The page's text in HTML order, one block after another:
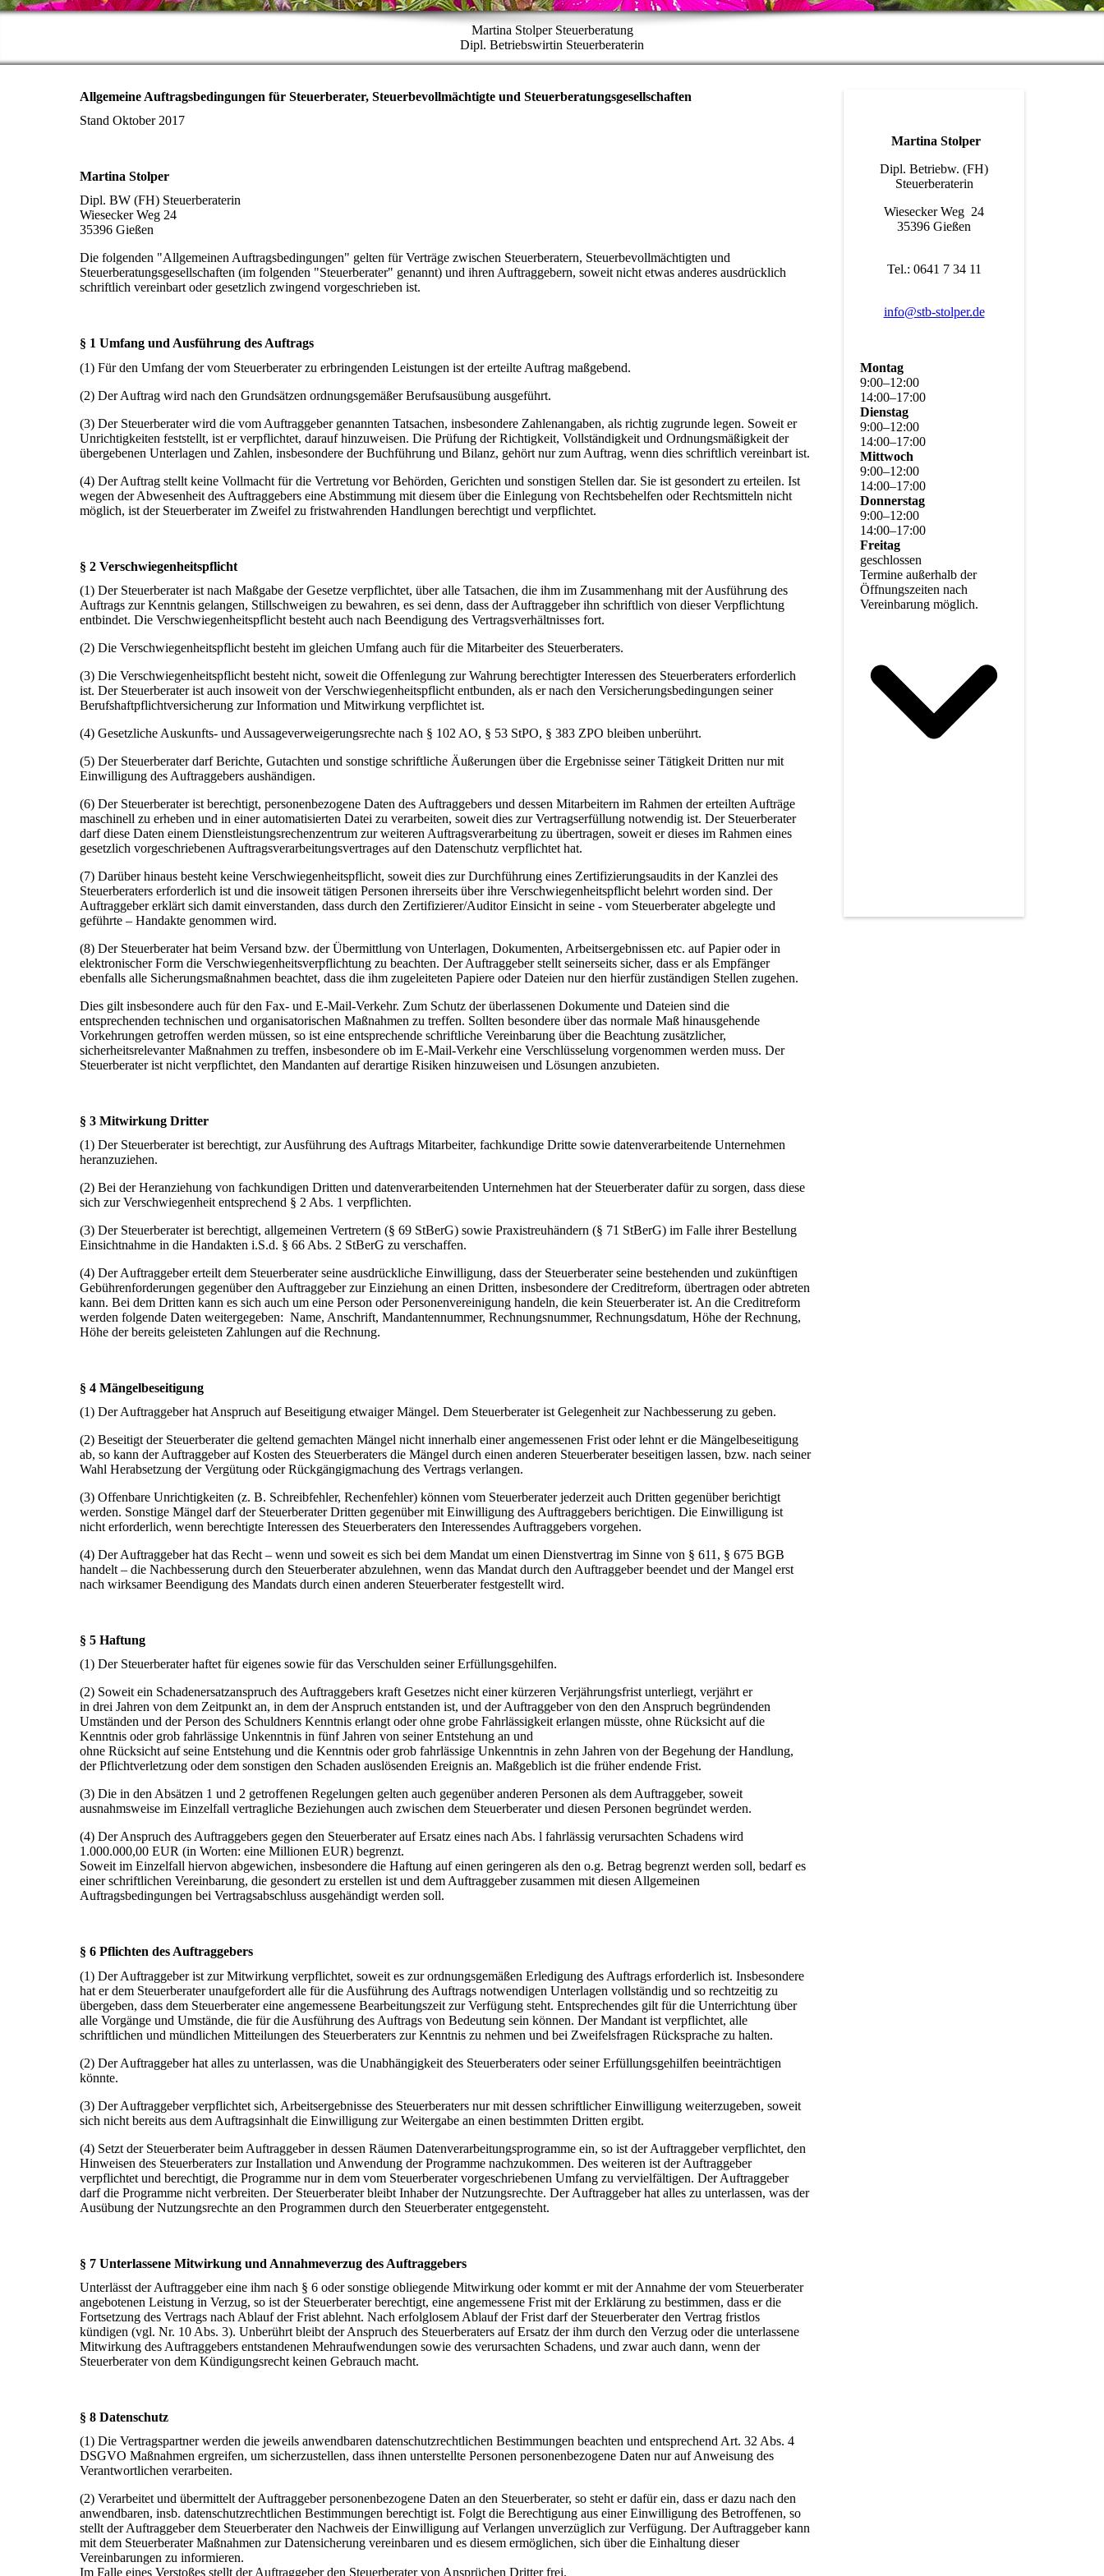
Martina Stolper Steuerberatung
Dipl. Betriebswirtin Steuerberaterin
Allgemeine Auftragsbedingungen für Steuerberater, Steuerbevollmächtigte und Steuerberatungsgesellschaften
Stand Oktober 2017
Martina Stolper
Dipl. BW (FH) Steuerberaterin
Wiesecker Weg 24
35396 Gießen
Die folgenden "Allgemeinen Auftragsbedingungen" gelten für Verträge zwischen Steuerberatern, Steu­er­be­voll­mäch­tig­ten und
Steuerberatungsgesellschaften (im folgenden "Steuerberater" genannt) und ihren Auftraggebern, soweit nicht etwas anderes ausdrücklich
schriftlich vereinbart oder gesetzlich zwingend vorgeschrieben ist.
§ 1 Umfang und Ausführung des Auftrags
(1) Für den Umfang der vom Steuerberater zu erbringenden Leistungen ist der erteilte Auftrag maßgebend.
(2) Der Auftrag wird nach den Grundsätzen ordnungsgemäßer Berufsausübung ausgeführt.
(3) Der Steuerberater wird die vom Auftraggeber genannten Tatsachen, insbesondere Zahlenangaben, als richtig zugrunde legen. Soweit er
Unrichtigkeiten feststellt, ist er verpflichtet, darauf hinzuweisen. Die Prüfung der Richtigkeit, Vollständigkeit und Ordnungsmäßigkeit der
übergebenen Unterlagen und Zahlen, insbesondere der Buchführung und Bilanz, gehört nur zum Auftrag, wenn dies schriftlich vereinbart ist.
(4) Der Auftrag stellt keine Vollmacht für die Vertretung vor Behörden, Gerichten und sonstigen Stellen dar. Sie ist gesondert zu erteilen. Ist
wegen der Abwesenheit des Auftraggebers eine Abstimmung mit diesem über die Einlegung von Rechtsbehelfen oder Rechtsmitteln nicht
möglich, ist der Steuerberater im Zweifel zu fristwahrenden Handlungen berechtigt und verpflichtet.
§ 2 Verschwiegenheitspflicht
(1) Der Steuerberater ist nach Maßgabe der Gesetze verpflichtet, über alle Tatsachen, die ihm im Zusammenhang mit der Ausführung des
Auftrags zur Kenntnis gelangen, Stillschweigen zu bewahren, es sei denn, dass der Auftraggeber ihn schriftlich von dieser Verpflichtung
entbindet. Die Verschwiegenheitspflicht besteht auch nach Beendigung des Vertragsverhältnisses fort.
(2) Die Verschwiegenheitspflicht besteht im gleichen Umfang auch für die Mitarbeiter des Steuerberaters.
(3) Die Verschwiegenheitspflicht besteht nicht, soweit die Offenlegung zur Wahrung berechtigter Interessen des Steuerberaters erforderlich
ist. Der Steuerberater ist auch insoweit von der Verschwiegenheitspflicht entbunden, als er nach den Versicherungsbedingungen seiner
Berufshaftpflichtversicherung zur Information und Mitwirkung verpflichtet ist.
(4) Gesetzliche Auskunfts- und Aussageverweigerungsrechte nach § 102 AO, § 53 StPO, § 383 ZPO bleiben unberührt.
(5) Der Steuerberater darf Berichte, Gutachten und sonstige schriftliche Äußerungen über die Ergebnisse seiner Tätigkeit Dritten nur mit
Einwilligung des Auftraggebers aushändigen.
(6) Der Steuerberater ist berechtigt, personenbezogene Daten des Auftraggebers und dessen Mitarbeitern im Rahmen der erteilten Aufträge
maschinell zu erheben und in einer automatisierten Datei zu verarbeiten, soweit dies zur Vertragserfüllung notwendig ist. Der Steuerberater
darf diese Daten einem Dienstleistungsrechenzentrum zur weiteren Auftragsverarbeitung zu übertragen, soweit er dieses im Rahmen eines
gesetzlich vorgeschriebenen Auftragsverarbeitungsvertrages auf den Datenschutz verpflichtet hat.
(7) Darüber hinaus besteht keine Verschwiegenheitspflicht, soweit dies zur Durchführung eines Zertifizierungsaudits in der Kanzlei des
Steuerberaters erforderlich ist und die insoweit tätigen Personen ihrerseits über ihre Verschwiegenheitspflicht belehrt worden sind. Der
Auftraggeber erklärt sich damit einverstanden, dass durch den Zertifizierer/Auditor Einsicht in seine - vom Steuerberater abgelegte und
geführte – Handakte genommen wird.
(8) Der Steuerberater hat beim Versand bzw. der Übermittlung von Unterlagen, Dokumenten, Arbeitsergebnissen etc. auf Papier oder in
elektronischer Form die Verschwiegenheitsverpflichtung zu beachten. Der Auftraggeber stellt seinerseits sicher, dass er als Empfänger
ebenfalls alle Sicherungsmaßnahmen beachtet, dass die ihm zugeleiteten Papiere oder Dateien nur den hierfür zuständigen Stellen zugehen.
Dies gilt insbesondere auch für den Fax- und E-Mail-Verkehr. Zum Schutz der überlassenen Dokumente und Dateien sind die
entsprechenden technischen und organisatorischen Maßnahmen zu treffen. Sollten besondere über das normale Maß hinausgehende
Vorkehrungen getroffen werden müssen, so ist eine entsprechende schriftliche Vereinbarung über die Beachtung zusätzlicher,
sicherheitsrelevanter Maßnahmen zu treffen, insbesondere ob im E-Mail-Verkehr eine Verschlüsselung vorgenommen werden muss. Der
Steuerberater ist nicht verpflichtet, den Mandanten auf derartige Risiken hinzuweisen und Lösungen anzubieten.
§ 3 Mitwirkung Dritter
(1) Der Steuerberater ist berechtigt, zur Ausführung des Auftrags Mitarbeiter, fachkundige Dritte sowie datenverarbeitende Unternehmen
heranzuziehen.
(2) Bei der Heranziehung von fachkundigen Dritten und datenverarbeitenden Unternehmen hat der Steuerberater dafür zu sorgen, dass diese
sich zur Verschwiegenheit entsprechend § 2 Abs. 1 verpflichten.
(3) Der Steuerberater ist berechtigt, allgemeinen Vertretern (§ 69 StBerG) sowie Praxistreuhändern (§ 71 StBerG) im Falle ihrer Bestellung
Einsichtnahme in die Handakten i.S.d. § 66 Abs. 2 StBerG zu verschaffen.
(4) Der Auftraggeber erteilt dem Steuerberater seine ausdrückliche Einwilligung, dass der Steuerberater seine bestehenden und zukünftigen
Gebührenforderungen gegenüber den Auftraggeber zur Einziehung an einen Dritten, insbesondere der Creditreform, übertragen oder abtreten
kann. Bei dem Dritten kann es sich auch um eine Person oder Personenvereinigung handeln, die kein Steuerberater ist. An die Creditreform
werden folgende Daten weitergegeben: Name, Anschrift, Mandantennummer, Rechnungsnummer, Rechnungsdatum, Höhe der Rechnung,
Höhe der bereits geleisteten Zahlungen auf die Rechnung.
§ 4 Mängelbeseitigung
(1) Der Auftraggeber hat Anspruch auf Beseitigung etwaiger Mängel. Dem Steuerberater ist Gelegenheit zur Nachbesserung zu geben.
(2) Beseitigt der Steuerberater die geltend gemachten Mängel nicht innerhalb einer angemessenen Frist oder lehnt er die Mängelbeseitigung
ab, so kann der Auftraggeber auf Kosten des Steuerberaters die Mängel durch einen anderen Steuerberater beseitigen lassen, bzw. nach seiner
Wahl Herabsetzung der Vergütung oder Rückgängigmachung des Vertrags verlangen.
(3) Offenbare Unrichtigkeiten (z. B. Schreibfehler, Rechenfehler) können vom Steuerberater jederzeit auch Dritten gegenüber berichtigt
werden. Sonstige Mängel darf der Steuerberater Dritten gegenüber mit Einwilligung des Auftraggebers berichtigen. Die Einwilligung ist
nicht erforderlich, wenn berechtigte Interessen des Steuerberaters den Interessendes Auftraggebers vorgehen.
(4) Der Auftraggeber hat das Recht – wenn und soweit es sich bei dem Mandat um einen Dienstvertrag im Sinne von § 611, § 675 BGB
handelt – die Nachbesserung durch den Steuerberater abzulehnen, wenn das Mandat durch den Auftraggeber beendet und der Mangel erst
nach wirksamer Beendigung des Mandats durch einen anderen Steuerberater festgestellt wird.
§ 5 Haftung
(1) Der Steuerberater haftet für eigenes sowie für das Verschulden seiner Erfüllungsgehilfen.
(2) Soweit ein Schadenersatzanspruch des Auftraggebers kraft Gesetzes nicht einer kürzeren Verjährungsfrist unterliegt, verjährt er
in drei Jahren von dem Zeitpunkt an, in dem der Anspruch entstanden ist, und der Auftraggeber von den den Anspruch begründenden
Umständen und der Person des Schuldners Kenntnis erlangt oder ohne grobe Fahrlässigkeit erlangen müsste, ohne Rücksicht auf die
Kenntnis oder grob fahrlässige Unkenntnis in fünf Jahren von seiner Entstehung an und
ohne Rücksicht auf seine Entstehung und die Kenntnis oder grob fahrlässige Unkenntnis in zehn Jahren von der Begehung der Handlung,
der Pflichtverletzung oder dem sonstigen den Schaden auslösenden Ereignis an. Maßgeblich ist die früher endende Frist.
(3) Die in den Absätzen 1 und 2 getroffenen Regelungen gelten auch gegenüber anderen Personen als dem Auftraggeber, soweit
ausnahmsweise im Einzelfall vertragliche Beziehungen auch zwischen dem Steuerberater und diesen Personen begründet werden.
(4) Der Anspruch des Auftraggebers gegen den Steuerberater auf Ersatz eines nach Abs. l fahrlässig verursachten Schadens wird
1.000.000,00 EUR (in Worten: eine Millionen EUR) begrenzt.
Soweit im Einzelfall hiervon abgewichen, insbesondere die Haftung auf einen geringeren als den o.g. Betrag begrenzt werden soll, bedarf es
einer schriftlichen Vereinbarung, die gesondert zu erstellen ist und dem Auftraggeber zusammen mit diesen Allgemeinen
Auftragsbedingungen bei Vertragsabschluss ausgehändigt werden soll.
§ 6 Pflichten des Auftraggebers
(1) Der Auftraggeber ist zur Mitwirkung verpflichtet, soweit es zur ordnungsgemäßen Erledigung des Auftrags erforderlich ist. Insbesondere
hat er dem Steuerberater unaufgefordert alle für die Ausführung des Auftrags notwendigen Unterlagen vollständig und so rechtzeitig zu
übergeben, dass dem Steuerberater eine angemessene Bearbeitungszeit zur Verfügung steht. Entsprechendes gilt für die Unterrichtung über
alle Vorgänge und Umstände, die für die Ausführung des Auftrags von Bedeutung sein können. Der Mandant ist verpflichtet, alle
schriftlichen und mündlichen Mitteilungen des Steuerberaters zur Kenntnis zu nehmen und bei Zweifelsfragen Rücksprache zu halten.
(2) Der Auftraggeber hat alles zu unterlassen, was die Unabhängigkeit des Steuerberaters oder seiner Erfüllungsgehilfen beeinträchtigen
könnte.
(3) Der Auftraggeber verpflichtet sich, Arbeitsergebnisse des Steuerberaters nur mit dessen schriftlicher Einwilligung weiterzugeben, soweit
sich nicht bereits aus dem Auftragsinhalt die Einwilligung zur Weitergabe an einen bestimmten Dritten ergibt.
(4) Setzt der Steuerberater beim Auftraggeber in dessen Räumen Datenverarbeitungsprogramme ein, so ist der Auftraggeber verpflichtet, den
Hinweisen des Steuerberaters zur Installation und Anwendung der Programme nachzukommen. Des weiteren ist der Auftraggeber
verpflichtet und berechtigt, die Programme nur in dem vom Steuerberater vorgeschriebenen Umfang zu vervielfältigen. Der Auftraggeber
darf die Programme nicht verbreiten. Der Steuerberater bleibt Inhaber der Nutzungsrechte. Der Auftraggeber hat alles zu unterlassen, was der
Ausübung der Nutzungsrechte an den Programmen durch den Steuerberater entgegensteht.
§ 7 Unterlassene Mitwirkung und Annahmeverzug des Auftraggebers
Unterlässt der Auftraggeber eine ihm nach § 6 oder sonstige obliegende Mitwirkung oder kommt er mit der Annahme der vom Steuerberater
angebotenen Leistung in Verzug, so ist der Steuerberater berechtigt, eine angemessene Frist mit der Erklärung zu bestimmen, dass er die
Fortsetzung des Vertrags nach Ablauf der Frist ablehnt. Nach erfolglosem Ablauf der Frist darf der Steuerberater den Vertrag fristlos
kündigen (vgl. Nr. 10 Abs. 3). Unberührt bleibt der Anspruch des Steuerberaters auf Ersatz der ihm durch den Verzug oder die unterlassene
Mitwirkung des Auftraggebers entstandenen Mehraufwendungen sowie des verursachten Schadens, und zwar auch dann, wenn der
Steuerberater von dem Kündigungsrecht keinen Gebrauch macht.
§ 8 Datenschutz
(1) Die Vertragspartner werden die jeweils anwendbaren datenschutzrechtlichen Bestimmungen beachten und entsprechend Art. 32 Abs. 4
DSGVO Maßnahmen ergreifen, um sicherzustellen, dass ihnen unterstellte Personen personenbezogene Daten nur auf Anweisung des
Verantwortlichen verarbeiten.
(2) Verarbeitet und übermittelt der Auftraggeber personenbezogene Daten an den Steuerberater, so steht er dafür ein, dass er dazu nach den
anwendbaren, insb. datenschutzrechtlichen Bestimmungen berechtigt ist. Folgt die Berechtigung aus einer Einwilligung des Betroffenen, so
stellt der Auftraggeber dem Steuerberater den Nachweis der Einwilligung auf Verlangen unverzüglich zur Verfügung. Der Auftraggeber kann
mit dem Steuerberater Maßnahmen zur Datensicherung vereinbaren und es diesem ermöglichen, sich über die Einhaltung dieser
Vereinbarungen zu informieren.
Im Falle eines Verstoßes stellt der Auftraggeber den Steuerberater von Ansprüchen Dritter frei.
Martina Stolper
Dipl. Betriebw. (FH)
Steuerberaterin
Wiesecker Weg 24
35396 Gießen
Tel.: 0641 7 34 11
info@stb-stolper.de
Montag
9:00–12:00
14:00–17:00
Dienstag
9:00–12:00
14:00–17:00
Mittwoch
9:00–12:00
14:00–17:00
Donnerstag
9:00–12:00
14:00–17:00
Freitag
geschlossen
Termine außerhalb der
Öffnungszeiten nach
Vereinbarung möglich.